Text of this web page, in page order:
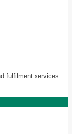
fulfilment services.